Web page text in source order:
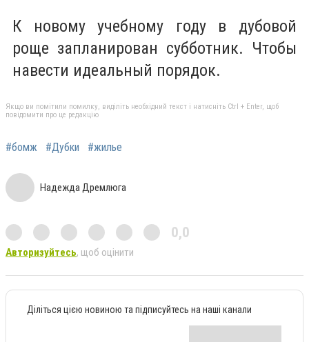
К новому учебному году в дубовой
роще запланирован субботник. Чтобы
навести идеальный порядок.
Якщо ви помітили помилку, виділіть необхідний текст і натисніть Ctrl + Enter, щоб
повідомити про це редакцію
#бомж #Дубки #жилье
Надежда Дремлюга
0,0
Авторизуйтесь, щоб оцінити
Діліться цією новиною та підписуйтесь на наші канали